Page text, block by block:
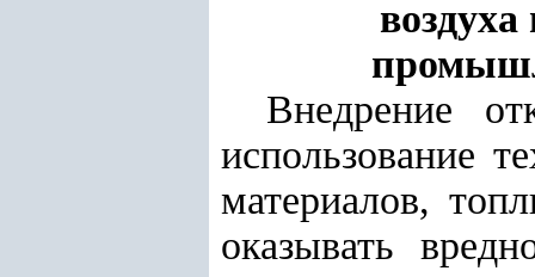
Внедрение
использование
материалов,
оказывать